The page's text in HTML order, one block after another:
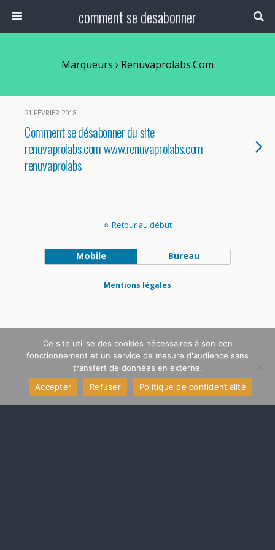
comment se desabonner
Marqueurs › Renuvaprolabs.com
21 FÉVRIER 2018
Comment se désabonner du site
renuvaprolabs.com www.renuvaprolabs.com
renuvaprolabs
Retour au début
Mobile Bureau
Mentions légales
Ce site utilise des cookies nécessaires à son bon
fonctionnement et un service de mesure d'audience sans
transfert de données en externe.
Accepter
Refuser Politique de confidentialité